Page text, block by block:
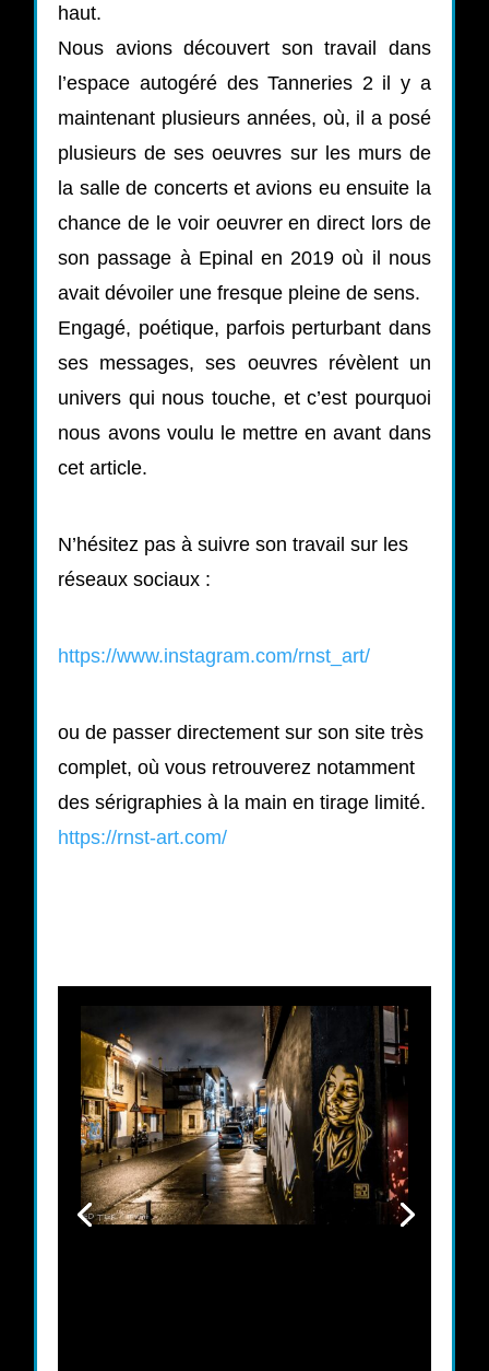
haut.
Nous avions découvert son travail dans
l’espace autogéré des Tanneries 2 il y a
maintenant plusieurs années, où, il a posé
plusieurs de ses oeuvres sur les murs de
la salle de concerts et avions eu ensuite la
chance de le voir oeuvrer en direct lors de
son passage à Epinal en 2019 où il nous
avait dévoiler une fresque pleine de sens.
Engagé, poétique, parfois perturbant dans
ses messages, ses oeuvres révèlent un
univers qui nous touche, et c’est pourquoi
nous avons voulu le mettre en avant dans
cet article.
N’hésitez pas à suivre son travail sur les
réseaux sociaux :
https://www.instagram.com/rnst_art/
ou de passer directement sur son site très
complet, où vous retrouverez notamment
des sérigraphies à la main en tirage limité.
https://rnst-art.com/